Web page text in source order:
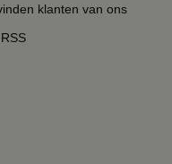
klanten van ons
RSS